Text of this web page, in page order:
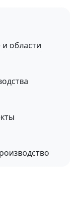
области